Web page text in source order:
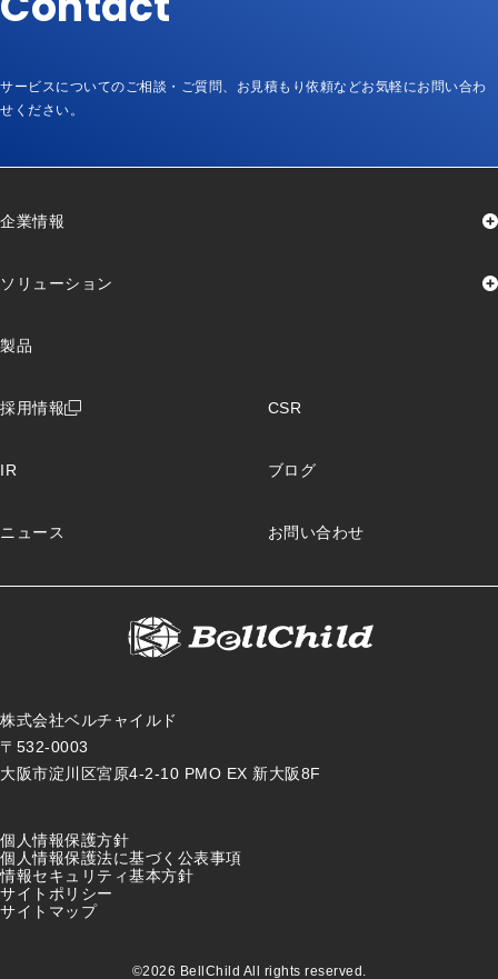
サービスについてのご相談・ご質問、お見積もり依頼などお気軽にお問い合わ
せください。
株式会社ベルチャイルド
〒532-0003
大阪市淀川区宮原4-2-10 PMO EX 新大阪8F
企業情報
会社概要
沿革
ソリューション
製造ソリューション
PCキッティングサポート
IoTソリューション
製品
採用情報 CSR
IR ブログ
ニュース お問い合わせ
個人情報保護方針
個人情報保護法に基づく公表事項
情報セキュリティ基本方針
サイトポリシー
サイトマップ
©2026 BellChild All rights reserved.